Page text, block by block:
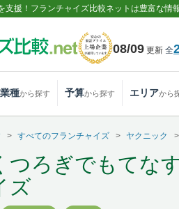
支援！フランチャイズ比較ネットは豊富な情
08/09 更新 全
業種から探す 予算から探す エリアから
すべてのフランチャイズ ヤクニック
つろぎでもてな
ズ